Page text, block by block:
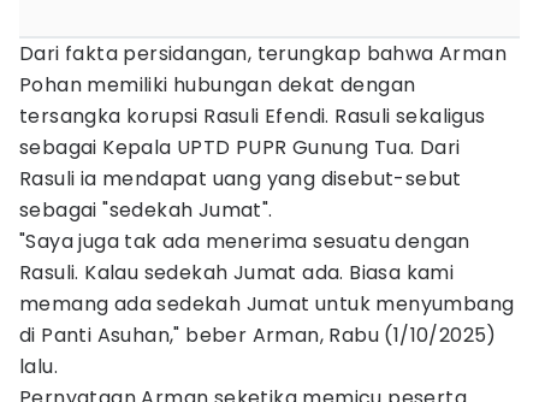
Dari fakta persidangan, terungkap bahwa Arman
Pohan memiliki hubungan dekat dengan
tersangka korupsi Rasuli Efendi. Rasuli sekaligus
sebagai Kepala UPTD PUPR Gunung Tua. Dari
Rasuli ia mendapat uang yang disebut-sebut
sebagai "sedekah Jumat".
"Saya juga tak ada menerima sesuatu dengan
Rasuli. Kalau sedekah Jumat ada. Biasa kami
memang ada sedekah Jumat untuk menyumbang
di Panti Asuhan," beber Arman, Rabu (1/10/2025)
lalu.